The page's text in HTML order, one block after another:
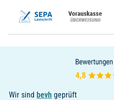
Wir sind bevh geprüft